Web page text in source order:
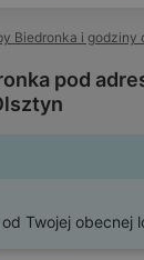
Biedronka i godziny
pod
Twojej obecnej